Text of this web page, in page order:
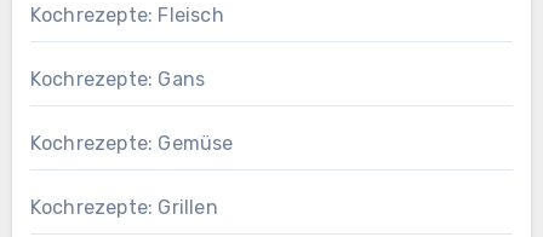
Kochrezepte: Fleisch
Kochrezepte: Gans
Kochrezepte: Gemüse
Kochrezepte: Grillen